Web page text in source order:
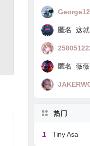
匿名 这
匿名 薇
热门
1 Tiny Asa